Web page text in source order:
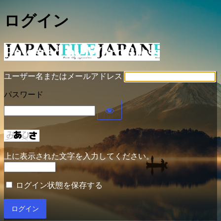
ログイン
Powered by WordPress
ユーザー名またはメールアドレス
パスワード
上に表示された文字を入力してください。
ログイン状態を保存する